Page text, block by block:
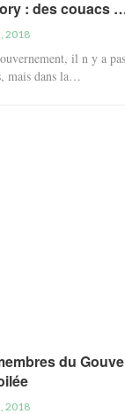
: des couacs
2018
il n y a
mais dans la…
du
2018